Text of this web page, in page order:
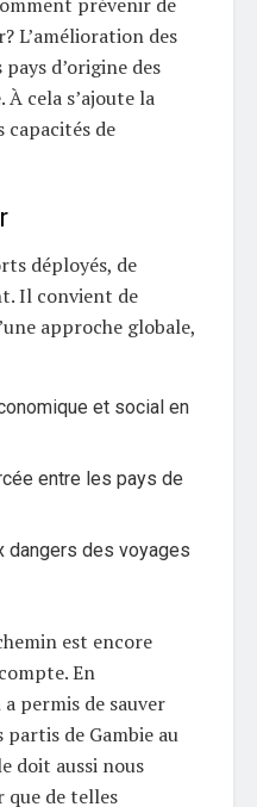
L’amélioration des
d’origine des
cela s’ajoute la
capacités de
déployés, de
Il convient de
approche globale,
et social en
entre les pays de
dangers des voyages
est encore
En
permis de sauver
de Gambie au
doit aussi nous
que de telles